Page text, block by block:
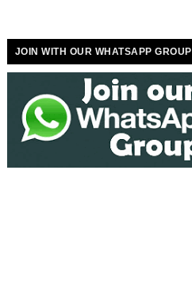
JOIN WITH OUR WHATSAPP GROUP